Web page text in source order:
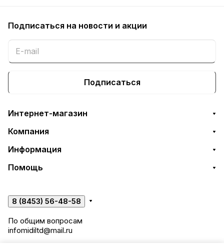
Подписаться на новости и акции
Подписаться
Интернет-магазин
Компания
Информация
Помощь
8 (8453) 56-48-58
По общим вопросам
infomidiltd@mail.ru